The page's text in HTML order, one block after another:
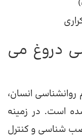
دروغ می
انسان،
است. در زمینه
شناسی و کنترل